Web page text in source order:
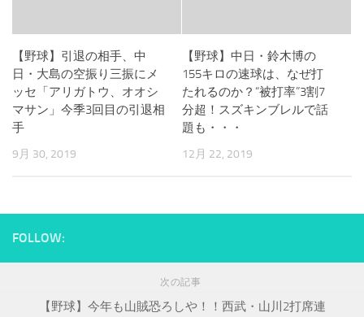
【野球】引退の相手、中
日・大島の空振り三振にメ
ッセ「アリガトウ、オオシ
マサン」今季3回目の引退相
手
9月 30, 2019
【野球】中日・鈴木博の
155キロの速球は、なぜ打
たれるのか？“被打率”3割7
分超！スズキンブレルで話
題も・・・
12月 22, 2019
FOLLOW:
次の記事
【野球】今年も山賊恐ろしや！！西武・山川2打席連